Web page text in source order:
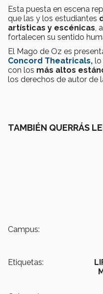
Esta puesta en escena
que las y los estudiantes
artísticas y escénicas ,
fortalecen su sentido
El Mago de Oz es
Concord Theatricals, lo
con los más altos
los derechos de autor de
TAMBIÉN QUERRÁS
Campus:
Etiquetas: